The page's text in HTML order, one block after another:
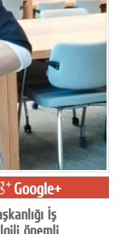
Google+
İş
önemli